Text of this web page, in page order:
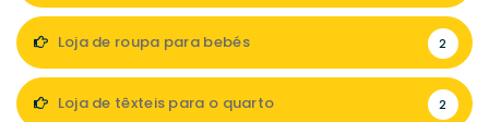
Loja de roupa para bebés 2
Loja de têxteis para o quarto 2